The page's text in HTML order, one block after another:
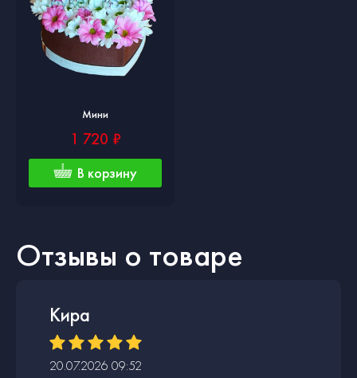
Отзывы о товаре
Кира
20.07.2026 09:52
Мини
1 720 ₽
В корзину